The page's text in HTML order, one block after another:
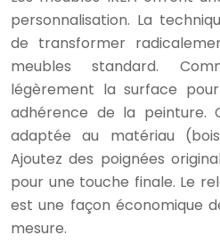
personnalisation. La
de transformer
meubles standard.
légèrement la surface
adhérence de la peinture.
adaptée au matériau
Ajoutez des poignées
pour une touche finale. Le
est une façon économique
mesure.